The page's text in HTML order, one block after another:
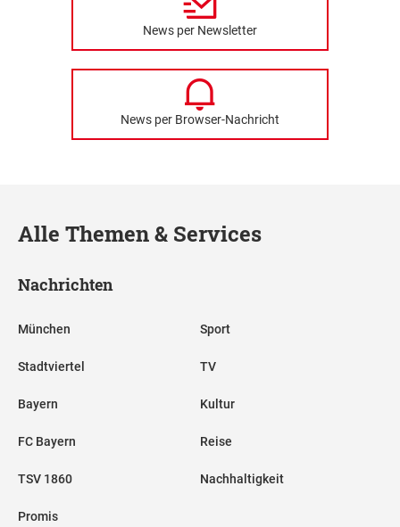
News per Newsletter
News per Browser-Nachricht
Alle Themen & Services
Nachrichten
München
Stadtviertel
Bayern
FC Bayern
TSV 1860
Promis
Sport
TV
Kultur
Reise
Nachhaltigkeit